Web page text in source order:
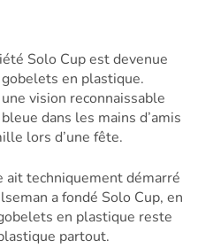
Solo Cup est devenue
en plastique.
vision reconnaissable
dans les mains d’amis
lors d’une fête.
techniquement démarré
a fondé Solo Cup, en
en plastique reste
partout.